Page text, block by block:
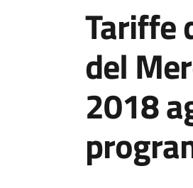
Tariffe
del
2018